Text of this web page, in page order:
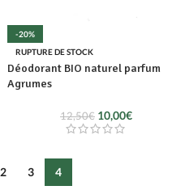
-20%
RUPTURE DE STOCK
Déodorant BIO naturel parfum
Agrumes
12,50€ 10,00€
2 3 4